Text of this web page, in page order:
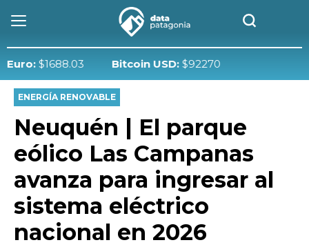
$1688.03 Bitcoin USD: $92270
ENERGÍA RENOVABLE
Neuquén | El parque
eólico Las Campanas
avanza para ingresar al
sistema eléctrico
nacional en 2026